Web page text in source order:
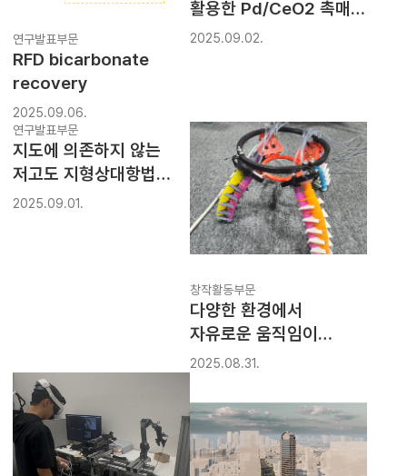
연구발표부문
RFD bicarbonate
recovery
2025.09.06.
활용한 Pd/CeO2 촉매의
메탄 산화반응 활성 향상
2025.09.02.
연구발표부문
지도에 의존하지 않는
저고도 지형상대항법
알고리즘 개발 및 검증
2025.09.01.
창작활동부문
다양한 환경에서
자유로운 움직임이
가능한 공압 4족보행
2025.08.31.